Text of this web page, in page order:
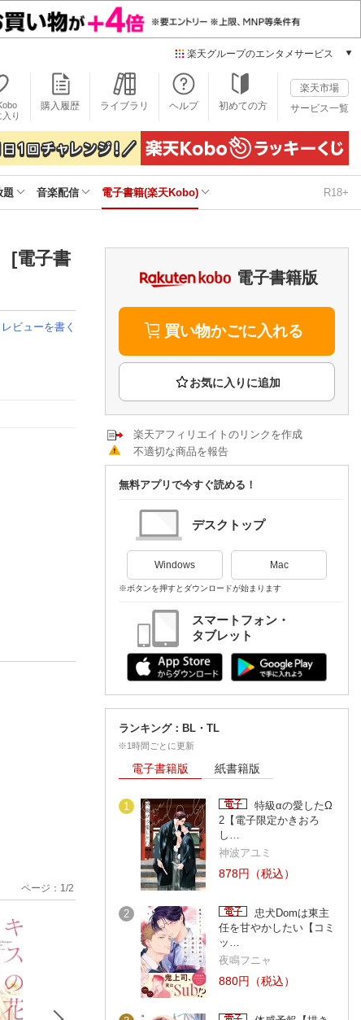
楽天グループのエンタメサービス
本/ゲーム/CD/DVD
楽天ブックス
電子書籍
楽天Kobo
雑誌読み放題
楽天ミュージック
楽天TV
動画配信ガイド
Rakuten PLAY
Rチャンネル
楽天チケット
エンタメニュース
推し楽
入り
購入履歴 ライブラリ ヘルプ 初めての方
楽天市場
サービス一覧
題 音楽配信 電子書籍(楽天Kobo) R18+
[電子書
レビューを書く
ページ： 1 /2
電子書籍版
買い物かごに入れる
楽天アフィリエイトのリンクを作成
不適切な商品を報告
無料アプリで今すぐ読める！
デスクトップ
Windows Mac
※ボタンを押すとダウンロードが始まります
スマートフォン・
タブレット
ランキング：BL・TL
※1時間ごとに更新
電子書籍版 紙書籍版
1
特級αの愛したΩ
2【電子限定かきおろ
し…
神波アユミ
878円（税込）
2
忠犬Domは東主
任を甘やかしたい【コミ
ッ…
夜鳴フニャ
880円（税込）